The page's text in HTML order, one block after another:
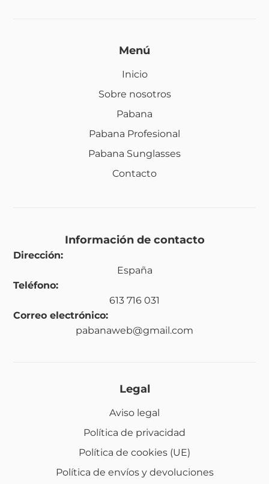
Menú
Inicio
Sobre nosotros
Pabana
Pabana Profesional
Pabana Sunglasses
Contacto
Información de contacto
Dirección:
España
Teléfono:
613 716 031
Correo electrónico:
pabanaweb@gmail.com
Legal
Aviso legal
Política de privacidad
Política de cookies (UE)
Política de envíos y devoluciones